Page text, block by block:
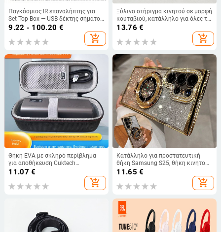
Παγκόσμιος IR επαναλήπτης για
Set-Top Box — USB δέκτης σήματος
απομακρυσμένου ελέγχου,
9.22 - 100.20 €
add_shopping_cart
Ξύλινο στήριγμα κινητού σε μορφή
κουταβιού, κατάλληλο για όλες τις
μάρκες, μοντέλο Puppy, στυλ
13.76 €
add_shopping_cart
Θήκη EVA με σκληρό περίβλημα
για αποθήκευση Cuktech
No.15/No.20 ενέργειας στήλης;
υλικά: Oxford ύφασμα + EVA +
κρύσταλλο βελούδο; επεξεργασία:
11.07 €
add_shopping_cart
Κατάλληλο για προστατευτική
θήκη Samsung S25, θήκη κινητού
τηλεφώνου Edge Drill, S24,
διαφανής μαγνητική θήκη με
στρας, A56, αντιολισθητική
11.65 €
add_shopping_cart